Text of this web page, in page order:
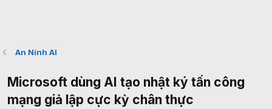
An Ninh AI
Microsoft dùng AI tạo nhật ký tấn công
mạng giả lập cực kỳ chân thực